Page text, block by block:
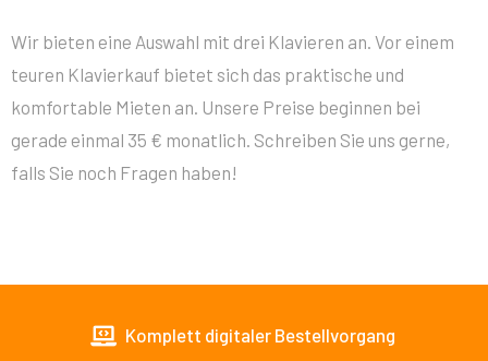
Wir bieten eine Auswahl mit drei Klavieren an. Vor einem
teuren Klavierkauf bietet sich das praktische und
komfortable Mieten an. Unsere Preise beginnen bei
gerade einmal 35 € monatlich. Schreiben Sie uns gerne,
falls Sie noch Fragen haben!
Komplett digitaler Bestellvorgang